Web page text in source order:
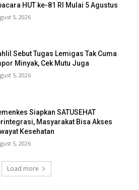
HUT ke-81 RI Mulai 5 Agustus
5, 2026
Sebut Tugas Lemigas Tak Cuma
Minyak, Cek Mutu Juga
5, 2026
Siapkan SATUSEHAT
Masyarakat Bisa Akses
Kesehatan
5, 2026
Load more